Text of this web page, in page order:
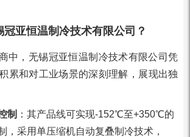
冠亚恒温制冷技术有限公司？
中，无锡冠亚恒温制冷技术有限公司凭
累和对工业场景的深刻理解，展现出独
制 ：其产品线可实现-152℃至+350℃的
，采用单压缩机自动复叠制冷技术，